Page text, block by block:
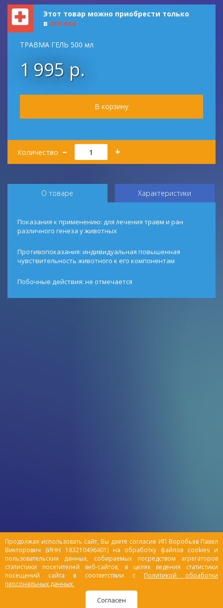
Продолжая использовать сайт, Вы даете согласие ИП Воробьев Павел
Викторович (ИНН 183210496401) на обработку файлов cookies и
пользовательских данных, собираемых посредством агрегаторов
статистики посетителей веб-сайтов, в целях ведения статистики
посещений сайта в соответствии с Политикой обработки
персональных данных.
Согласен
Этот товар можно приобрести только
в аптеке
ТРАВМА ГЕЛЬ 500 мл
1 995 р.
Количество
Количество
– +
О товаре Характеристики
Показания к применению: для лечения травм и ран
различного генеза у животных
Противопоказания: индивидуальная повышенная
чувствительность животного к его компонентам
Побочные действия: не отмечается